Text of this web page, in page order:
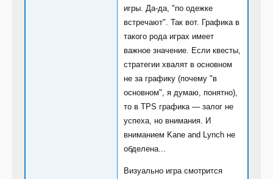
игры. Да-да, "по одежке
встречают". Так вот. Графика в
такого рода играх имеет
важное значение. Если квесты,
стратегии хвалят в основном
не за графику (почему "в
основном", я думаю, понятно),
то в TPS графика — залог не
успеха, но внимания. И
вниманием Kane and Lynch не
обделена...
Визуально игра смотрится